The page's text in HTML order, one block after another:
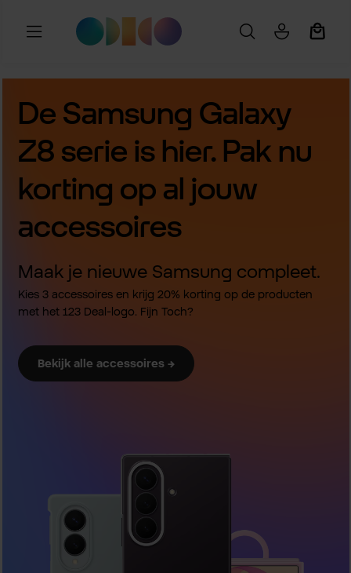
Ga naar de hoofdinhoud
De Samsung Galaxy
Z8 serie is hier. Pak nu
korting op al jouw
accessoires
Maak je nieuwe Samsung compleet.
Kies 3 accessoires en krijg 20% korting op de producten
met het 123 Deal-logo. Fijn Toch?
Bekijk alle accessoires →